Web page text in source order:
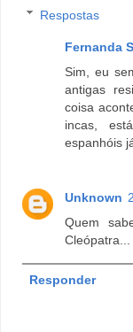
Respostas
Fernanda
Sim, eu
antigas
coisa
incas,
espanhóis
Unknown
Quem
Cleópatra...
Responder